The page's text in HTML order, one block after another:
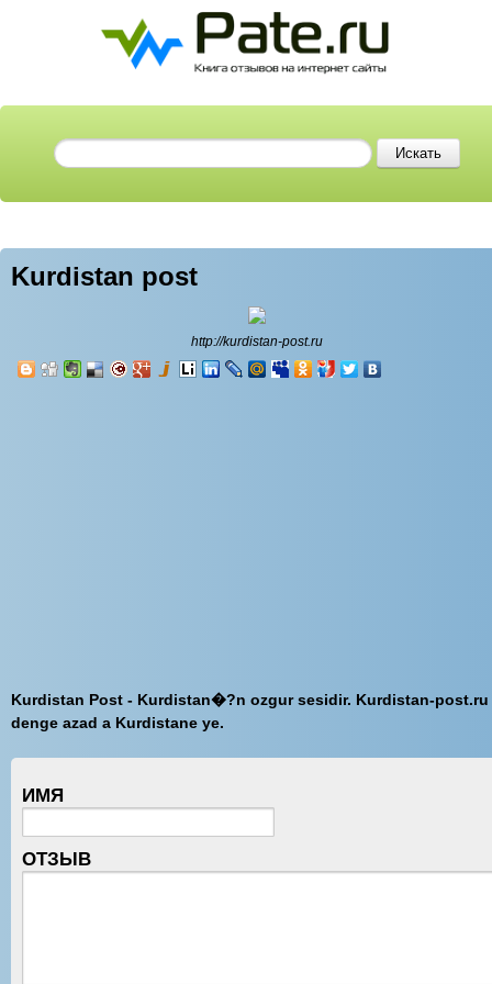
Kurdistan post
http://kurdistan-post.ru
Kurdistan Post - Kurdistan�?n ozgur sesidir. Kurdistan-post.ru
denge azad a Kurdistane ye.
ИМЯ
ОТЗЫВ